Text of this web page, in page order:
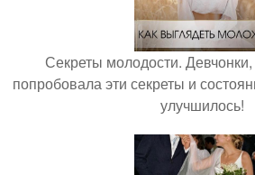
Секреты молодости.
попробовала эти секреты и
улучшилось!